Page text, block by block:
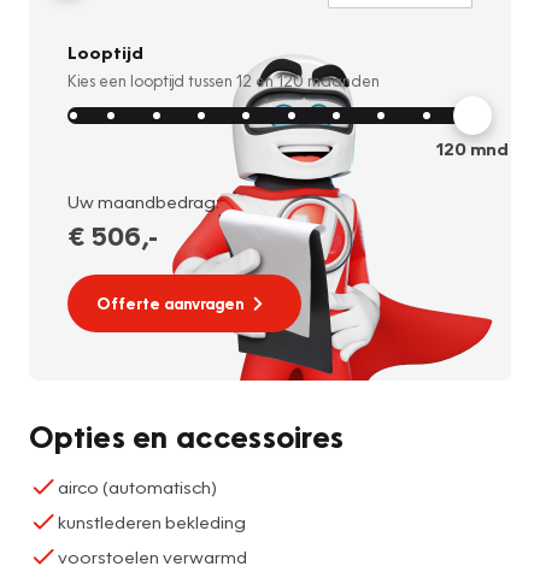
Looptijd
Kies een looptijd tussen 12 en120 maanden
120mnd
Uw maandbedrag:
€ 506,-
Offerte aanvragen
Opties en accessoires
airco (automatisch)
kunstlederen bekleding
voorstoelen verwarmd